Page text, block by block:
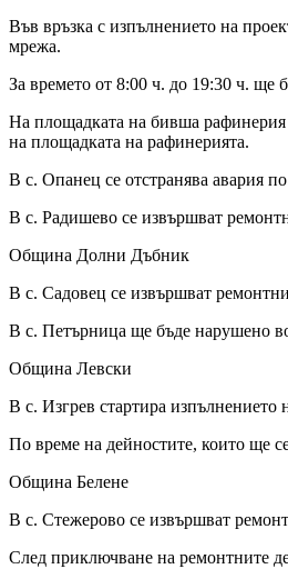
Във връзка с изпълнението на
мрежа.
За времето от 8:00 ч. до 19:30 ч. ще
На площадката на бивша
на площадката на рафинерията.
В с. Опанец се отстранява авария
В с. Радишево се извършват
Община Долни Дъбник
В с. Садовец се извършват
В с. Петърница ще бъде нарушено
Община Левски
В с. Изгрев стартира
По време на дейностите, които ще
Община Белене
В с. Стежерово се извършват
След приключване на ремонтните